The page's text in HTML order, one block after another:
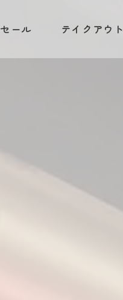
セール テイクアウト